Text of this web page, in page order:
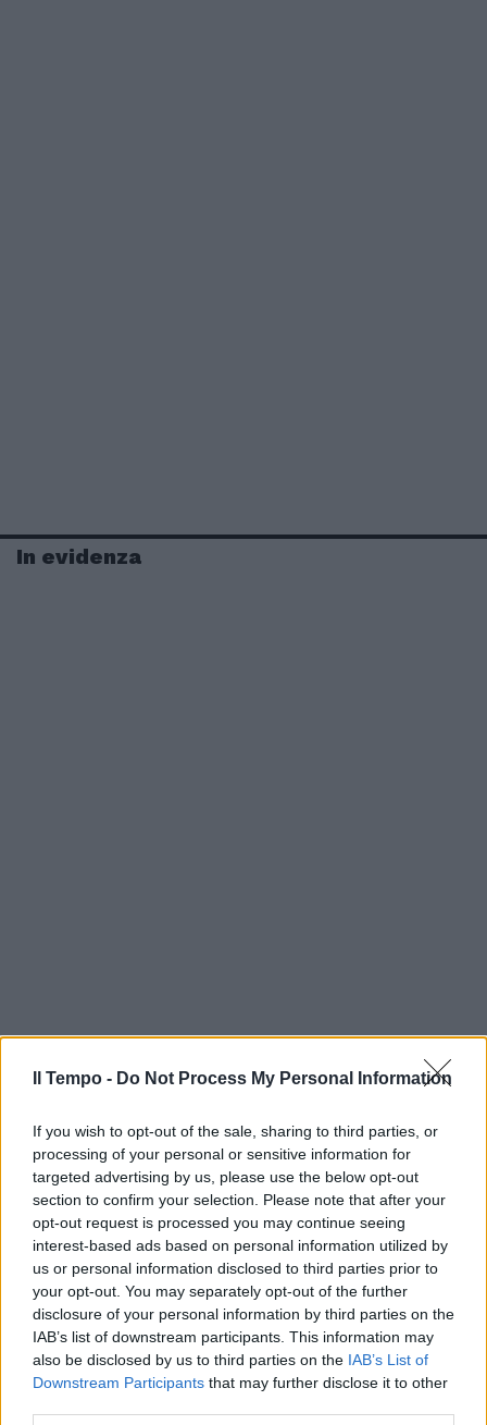
Il Tempo - Do Not Process My Personal Information
If you wish to opt-out of the sale, sharing to third parties, or
processing of your personal or sensitive information for
targeted advertising by us, please use the below opt-out
section to confirm your selection. Please note that after your
opt-out request is processed you may continue seeing
interest-based ads based on personal information utilized by
us or personal information disclosed to third parties prior to
your opt-out. You may separately opt-out of the further
disclosure of your personal information by third parties on the
IAB’s list of downstream participants. This information may
also be disclosed by us to third parties on the IAB’s List of
Downstream Participants that may further disclose it to other
In evidenza